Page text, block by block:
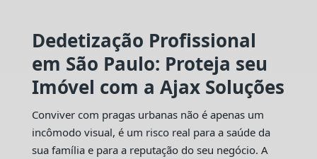
Dedetização Profissional
em São Paulo: Proteja seu
Imóvel com a Ajax Soluções
Conviver com pragas urbanas não é apenas um
incômodo visual, é um risco real para a saúde da
sua família e para a reputação do seu negócio. A